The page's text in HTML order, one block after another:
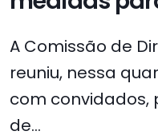
A Comissão de
reuniu, nessa
com convidados,
de...